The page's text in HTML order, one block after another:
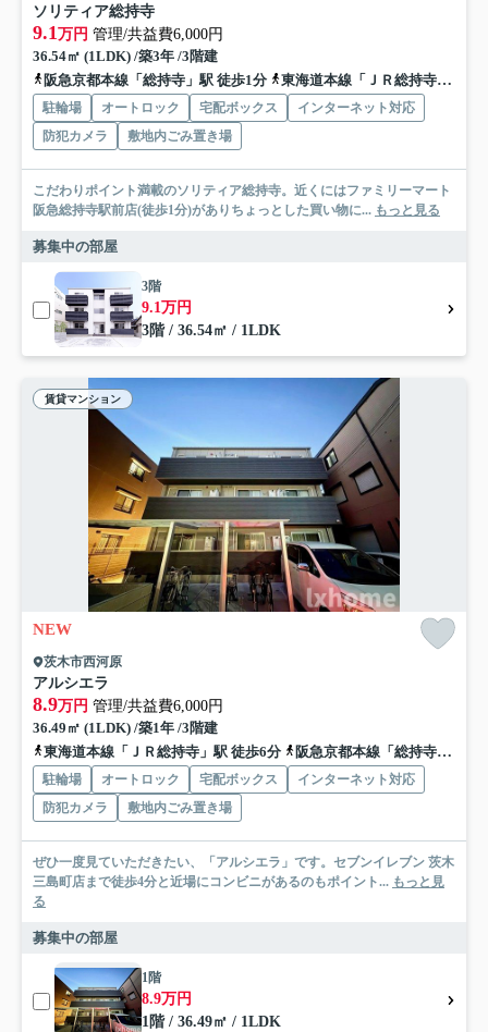
ソリティア総持寺
9.1万円 管理/共益費6,000円
36.54㎡ (1LDK) /築3年 /3階建
阪急京都本線「総持寺」駅 徒歩1分
東海道本線「ＪＲ総持寺」駅 徒歩10分
駐輪場 オートロック 宅配ボックス
インターネット対応
防犯カメラ
敷地内ごみ置き場
こだわりポイント満載のソリティア総持寺。近くにはファミリーマート
阪急総持寺駅前店(徒歩1分)がありちょっとした買い物に... もっと見る
募集中の部屋
3階
9.1万円
3階 / 36.54㎡ / 1LDK
賃貸マンション
NEW
茨木市西河原
アルシエラ
8.9万円 管理/共益費6,000円
36.49㎡ (1LDK) /築1年 /3階建
東海道本線「ＪＲ総持寺」駅 徒歩6分
阪急京都本線「総持寺」駅 徒歩12分
駐輪場 オートロック 宅配ボックス
インターネット対応
防犯カメラ
敷地内ごみ置き場
ぜひ一度見ていただきたい、「アルシエラ」です。セブンイレブン 茨木
三島町店まで徒歩4分と近場にコンビニがあるのもポイント... もっと見
る
募集中の部屋
1階
8.9万円
1階 / 36.49㎡ / 1LDK